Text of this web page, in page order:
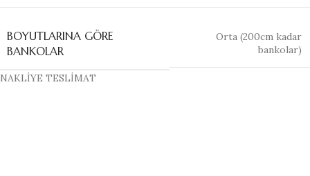
BOYUTLARINA GÖRE
BANKOLAR
Orta (200cm kadar
bankolar)
NAKLİYE TESLİMAT